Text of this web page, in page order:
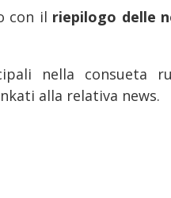
con il riepilogo delle
nella consueta
alla relativa news.